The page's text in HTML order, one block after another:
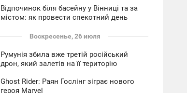
Відпочинок біля басейну у Вінниці та за
містом: як провести спекотний день
Воскресенье, 26 июля
Румунія збила вже третій російський
дрон, який залетів на її територію
Ghost Rider: Раян Гослінг зіграє нового
героя Marvel